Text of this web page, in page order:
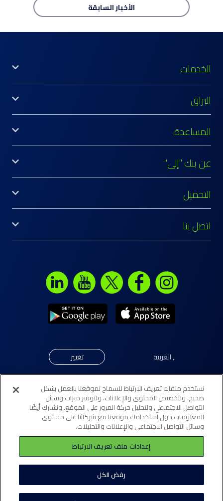
الأخبارالسابقة
الخدمات
البراق
المساعدة
عن بنك "إلى"
التحميل
اتصل بنا
,العربية تغيير
© جميع الحقوق محفوظة لبنك "إلى" 2026. مرخّص كبنك تجزئة
تقليدي (فرع تجزئة) من قبل مصرف البحرين المركزي.
لائحة أفضل الممارسات
سياسة ملفات تعريف الارتباط (كوكيز)
سياسة الخصوصية
نستخدم ملفات تعريف الارتباط للسماح لموقعنا بالعمل بشكل
صحيح، ولتخصيص المحتوى والإعلانات، ولتوفير ميزات وسائل
التواصل الاجتماعي ولتحليل حركة المرور على الموقع. ونشارك أيضًا
المعلومات حول استخدامك موقعنا مع شركائنا على مستوى
وسائل التواصل الاجتماعي والإعلانات والتحليلات.
إعدادات ملف تعريف الارتباط
رفض الكل